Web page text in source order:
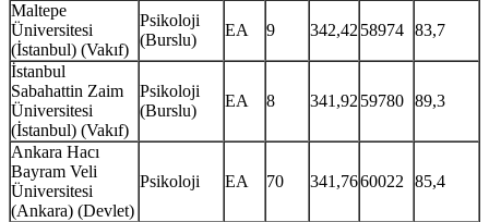
Maltepe
Üniversitesi
(İstanbul) (Vakıf)
Psikoloji
(Burslu)
EA 9 342,4258974 83,7
İstanbul
Sabahattin Zaim
Üniversitesi
(İstanbul) (Vakıf)
Psikoloji
(Burslu)
EA 8 341,9259780 89,3
Ankara Hacı
Bayram Veli
Üniversitesi
(Ankara) (Devlet)
Psikoloji EA 70 341,7660022 85,4